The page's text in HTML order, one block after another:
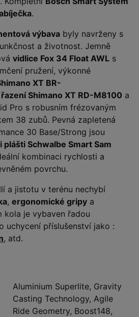
.
výbava byly navrženy s
a životnost. Jemně
vidlice Fox 34 Float AWL s
pružení, výkonné
XT BR-
Shimano XT RD-M8100 a
Pro s robusním frézovaným
38 zubů. Pevná zapletená
30 Base/Strong jsou
plášti Schwalbe Smart Sam
kombinaci rychlosti a
povrchu.
a jistotu v terénu nechybí
, ergonomické gripy a
kola je vybaven řadou
uchycení příslušenství jako :
, atd.
Aluminium Superlite, Gravity
Casting Technology, Agile
Ride Geometry, Boost148,